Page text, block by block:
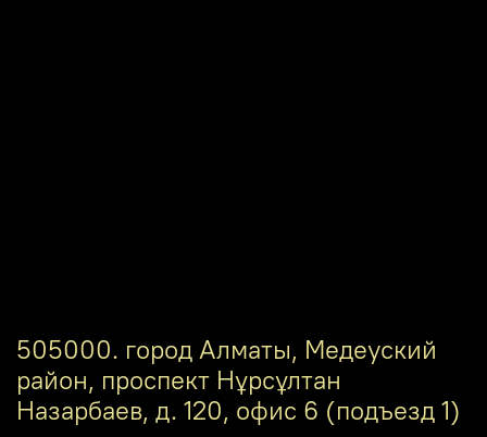
505000. город Алматы, Медеуский
район, проспект Нұрсұлтан
Назарбаев, д. 120, офис 6 (подъезд 1)